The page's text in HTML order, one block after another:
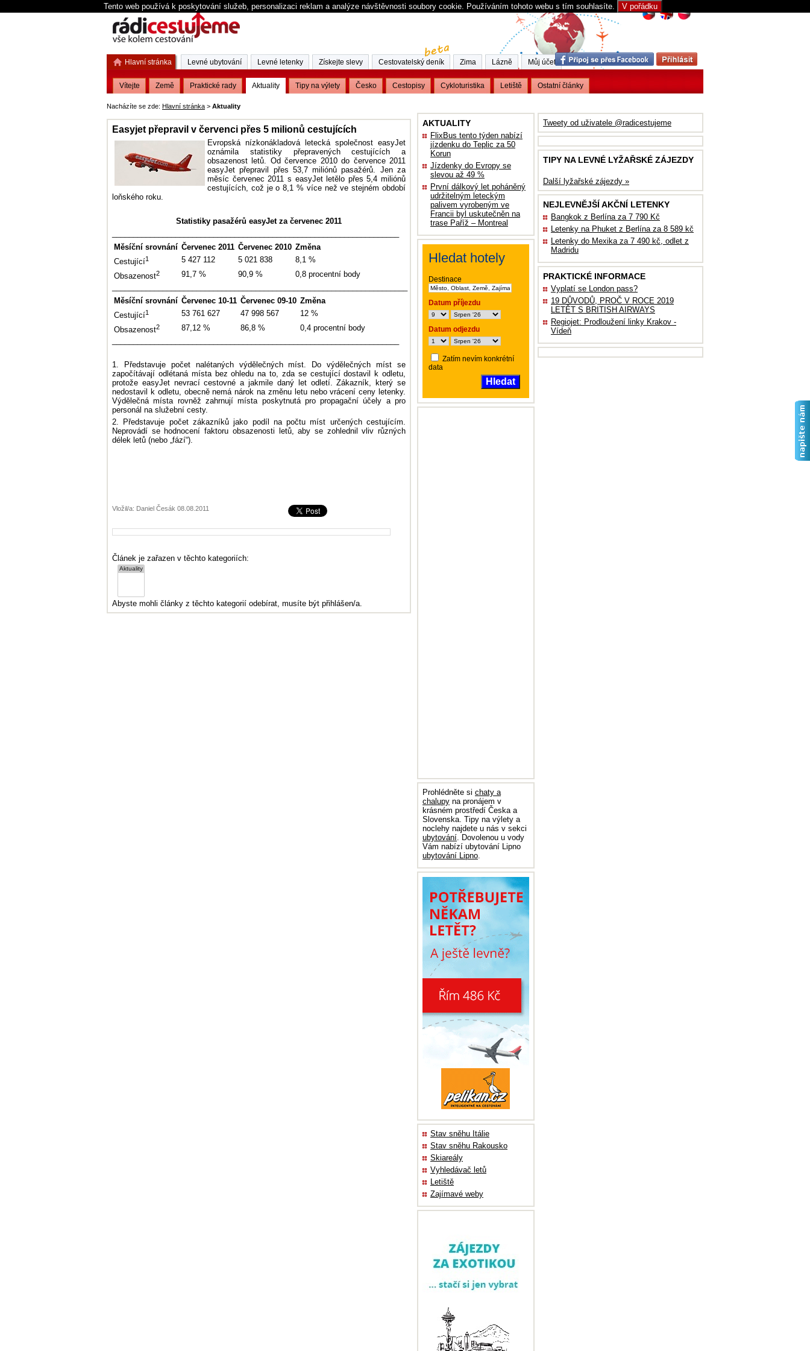
Tento web používá k poskytování služeb, personalizaci reklam a analýze návštěvnosti soubory cookie. Používáním tohoto webu s tím souhlasíte. V pořádku
Nacházíte se zde: Hlavní stránka > Aktuality
Easyjet přepravil v červenci přes 5 milionů cestujících
Evropská nízkonákladová letecká společnost easyJet
oznámila statistiky přepravených cestujících a
obsazenost letů. Od července 2010 do července 2011
easyJet přepravil přes 53,7 miliónů pasažérů. Jen za
měsíc červenec 2011 s easyJet letělo přes 5,4 miliónů
cestujících, což je o 8,1 % více než ve stejném období
loňského roku.
Statistiky pasažérů easyJet za červenec 2011
Měsíční srovnání Červenec 2011 Červenec 2010 Změna
Cestující1 5 427 112 5 021 838
8,1 %
Obsazenost2 91,7 % 90,9 %
0,8 procentní body
Měsíční srovnání Červenec 10-11 Červenec 09-10 Změna
Cestující1 53 761 627 47 998 567
12 %
Obsazenost2 87,12 % 86,8 %
0,4 procentní body
1. Představuje počet nalétaných výdělečných míst. Do výdělečných míst se
započítávají odlétaná místa bez ohledu na to, zda se cestující dostavil k odletu,
protože easyJet nevrací cestovné a jakmile daný let odletí. Zákazník, který se
nedostavil k odletu, obecně nemá nárok na změnu letu nebo vrácení ceny letenky.
Výdělečná místa rovněž zahrnují místa poskytnutá pro propagační účely a pro
personál na služební cesty.
2. Představuje počet zákazníků jako podíl na počtu míst určených cestujícím.
Neprovádí se hodnocení faktoru obsazenosti letů, aby se zohlednil vliv různých
délek letů (nebo „fází“).
Vložil/a: Daniel Česák 08.08.2011
Článek je zařazen v těchto kategoriích:
Abyste mohli články z těchto kategorií odebírat, musíte být přihlášen/a.
Tweety od uživatele @radicestujeme
TIPY NA LEVNÉ LYŽAŘSKÉ ZÁJEZDY
Další lyžařské zájezdy »
NEJLEVNĚJŠÍ AKČNÍ LETENKY
Bangkok z Berlína za 7 790 Kč
Letenky na Phuket z Berlína za 8 589 kč
Letenky do Mexika za 7 490 kč, odlet z
Madridu
PRAKTICKÉ INFORMACE
Vyplatí se London pass?
19 DŮVODŮ, PROČ V ROCE 2019
LETĚT S BRITISH AIRWAYS
Regiojet: Prodloužení linky Krakov -
Vídeň
AKTUALITY
FlixBus tento týden nabízí
jízdenku do Teplic za 50
Korun
Jízdenky do Evropy se
slevou až 49 %
První dálkový let poháněný
udržitelným leteckým
palivem vyrobeným ve
Francii byl uskutečněn na
trase Paříž – Montreal
Hledat hotely
Destinace
Datum příjezdu
Datum odjezdu
Zatím nevím konkrétní
data
Hledat
Prohlédněte si chaty a
chalupy na pronájem v
krásném prostředí Česka a
Slovenska. Tipy na výlety a
noclehy najdete u nás v sekci
ubytování. Dovolenou u vody
Vám nabízí ubytování Lipno
ubytování Lipno.
Stav sněhu Itálie
Stav sněhu Rakousko
Skiareály
Vyhledávač letů
Letiště
Zajímavé weby
Hlavní stránka
Vítejte Země Praktické rady Aktuality Tipy na výlety Česko Cestopisy Cykloturistika Letiště Ostatní články
Levné ubytování Levné letenky Získejte slevy Cestovatelský deník Zima Lázně Můj účet